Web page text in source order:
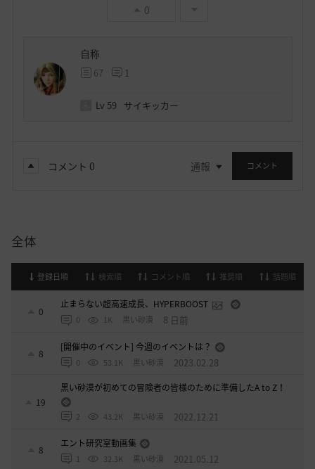
0
自称
67 1
Lv 59 サイキッカー
コメント 0 通報 コメント
全体
登録日順 検索順 コメント順 推奨順 話題順
0
止まらない超高速成長、HYPERBOOST
0 1K 黒い砂漠 8 日前
8
[開催中のイベント] 今週のイベントは？
0 53.1K 黒い砂漠 2023.02.28
19
黒い砂漠が初めての冒険者の皆様のために準備したA to Z！
2 43.2K 黒い砂漠 2022.12.21
8
エント研究室動画集
1 32.3K 黒い砂漠 2021.05.12